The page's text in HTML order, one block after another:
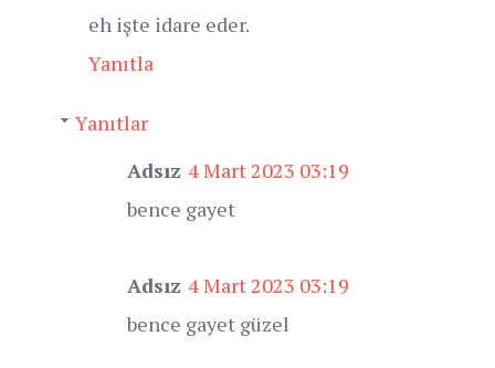
eh işte idare eder.
Yanıtla
Yanıtlar
Adsız 4 Mart 2023 03:19
bence gayet
Adsız 4 Mart 2023 03:19
bence gayet güzel